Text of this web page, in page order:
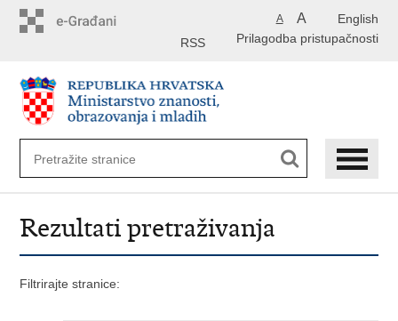
English
A A
Prilagodba pristupačnosti
RSS
Rezultati pretraživanja
Filtrirajte stranice: